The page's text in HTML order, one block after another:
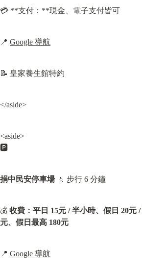
💳 **支付：**現金、電子支付皆可
📍 Google 導航
📝 皇家養生館特約
</aside>
<aside>
🅿️
捐中民安停車場 🚶 步行 6 分鐘
💰 收費： 平日 15元 / 半小時、假日 20元 /
元、假日最高 180元
📍 Google 導航